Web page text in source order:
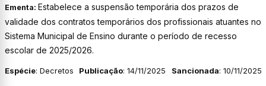
Ementa: Estabelece a suspensão temporária dos prazos de
validade dos contratos temporários dos profissionais atuantes no
Sistema Municipal de Ensino durante o período de recesso
escolar de 2025/2026.
Espécie: Decretos Publicação: 14/11/2025 Sancionada: 10/11/2025